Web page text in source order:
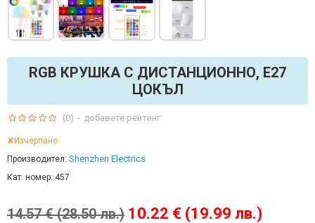
RGB КРУШКА С ДИСТАНЦИОННО, Е27
ЦОКЪЛ
✘Изчерпано
Производител: Shenzhen Electrics
Кат. номер: 457
(0) - добавете рейтинг
10.22 € (19.99 лв.)
14.57 € (28.50 лв.)